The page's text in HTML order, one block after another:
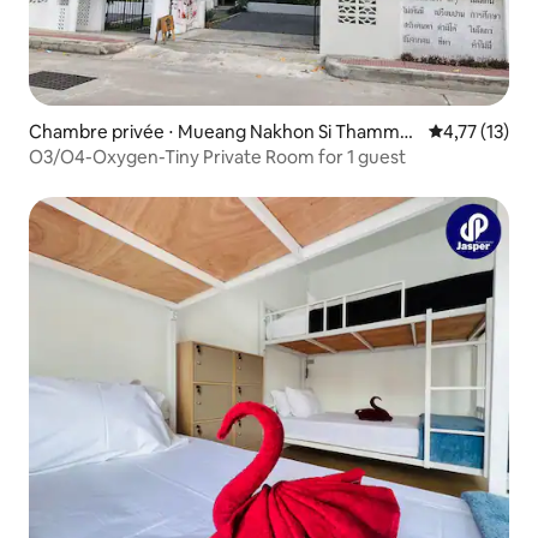
Chambre privée ⋅ Mueang Nakhon Si Thammar
at
Évaluation
4,77 (13)
O3/O4-Oxygen-Tiny Private Room for 1 guest